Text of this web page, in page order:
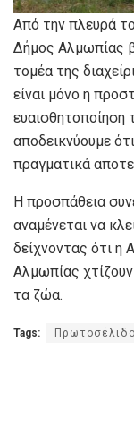
Από την πλευρά
Δήμος Αλμωπίας
τομέα της
είναι μόνο η
ευαισθητοποίηση
αποδεικνύουμε
πραγματικά
Η προσπάθεια
αναμένεται να
δείχνοντας ότι η
Αλμωπίας
τα ζώα.
Tags: Πρωτοσέλιδο